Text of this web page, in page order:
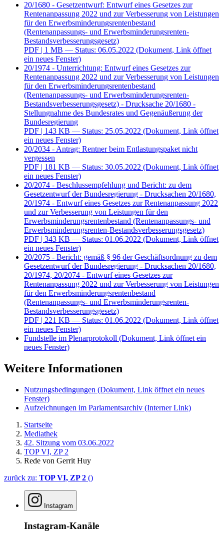
20/1680 - Gesetzentwurf: Entwurf eines Gesetzes zur
Rentenanpassung 2022 und zur Verbesserung von Leistungen
für den Erwerbsminderungsrentenbestand
(Rentenanpassungs- und Erwerbsminderungsrenten-
Bestandsverbesserungsgesetz)
PDF | 1 MB — Status: 06.05.2022 (Dokument, Link öffnet
ein neues Fenster)
20/1974 - Unterrichtung: Entwurf eines Gesetzes zur
Rentenanpassung 2022 und zur Verbesserung von Leistungen
für den Erwerbsminderungsrentenbestand
(Rentenanpassungs- und Erwerbsminderungsrenten-
Bestandsverbesserungsgesetz) - Drucksache 20/1680 -
Stellungnahme des Bundesrates und Gegenäußerung der
Bundesregierung
PDF | 143 KB — Status: 25.05.2022 (Dokument, Link öffnet
ein neues Fenster)
20/2034 - Antrag: Rentner beim Entlastungspaket nicht
vergessen
PDF | 181 KB — Status: 30.05.2022 (Dokument, Link öffnet
ein neues Fenster)
20/2074 - Beschlussempfehlung und Bericht: zu dem
Gesetzentwurf der Bundesregierung - Drucksachen 20/1680,
20/1974 - Entwurf eines Gesetzes zur Rentenanpassung 2022
und zur Verbesserung von Leistungen für den
Erwerbsminderungsrentenbestand (Rentenanpassungs- und
Erwerbsminderungsrenten-Bestandsverbesserungsgesetz)
PDF | 343 KB — Status: 01.06.2022 (Dokument, Link öffnet
ein neues Fenster)
20/2075 - Bericht: gemäß § 96 der Geschäftsordnung zu dem
Gesetzentwurf der Bundesregierung - Drucksachen 20/1680,
20/1974, 20/2074 - Entwurf eines Gesetzes zur
Rentenanpassung 2022 und zur Verbesserung von Leistungen
für den Erwerbsminderungsrentenbestand
(Rentenanpassungs- und Erwerbsminderungsrenten-
Bestandsverbesserungsgesetz)
PDF | 221 KB — Status: 01.06.2022 (Dokument, Link öffnet
ein neues Fenster)
Fundstelle im Plenarprotokoll (Dokument, Link öffnet ein
neues Fenster)
Weitere Informationen
Nutzungsbedingungen (Dokument, Link öffnet ein neues
Fenster)
Aufzeichnungen im Parlamentsarchiv (Interner Link)
Startseite
Mediathek
42. Sitzung vom 03.06.2022
TOP VI, ZP 2
Rede von Gerrit Huy
zurück zu: TOP VI, ZP 2 ()
Instagram
Instagram-Kanäle